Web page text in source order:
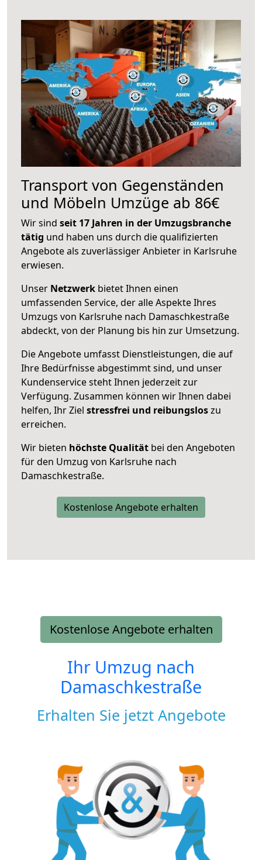
Transport von Gegenständen
und Möbeln Umzüge ab 86€
Wir sind seit 17 Jahren in der Umzugsbranche
tätig und haben uns durch die qualifizierten
Angebote als zuverlässiger Anbieter in Karlsruhe
erwiesen.
Unser Netzwerk bietet Ihnen einen
umfassenden Service, der alle Aspekte Ihres
Umzugs von Karlsruhe nach Damaschkestraße
abdeckt, von der Planung bis hin zur Umsetzung.
Die Angebote umfasst Dienstleistungen, die auf
Ihre Bedürfnisse abgestimmt sind, und unser
Kundenservice steht Ihnen jederzeit zur
Verfügung. Zusammen können wir Ihnen dabei
helfen, Ihr Ziel stressfrei und reibungsloszu
erreichen.
Wir bieten höchste Qualität bei den Angeboten
für den Umzug von Karlsruhe nach
Damaschkestraße.
Kostenlose Angebote erhalten
Kostenlose Angebote erhalten
Ihr Umzug nach
Damaschkestraße
Erhalten Sie jetzt Angebote